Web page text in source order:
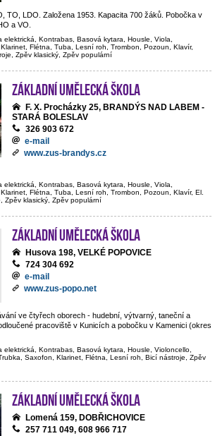
TO, LDO. Založena 1953. Kapacita 700 žáků. Pobočka v
a VO.
elektrická, Kontrabas, Basová kytara, Housle, Viola,
Flétna, Tuba, Lesní roh, Trombon, Pozoun, Klavír,
Zpěv klasický, Zpěv populární
Základní umělecká škola
F. X. Procházky 25, BRANDÝS NAD LABEM -
STARÁ BOLESLAV
326 903 672
e-mail
www.zus-brandys.cz
elektrická, Kontrabas, Basová kytara, Housle, Viola,
Flétna, Tuba, Lesní roh, Trombon, Pozoun, Klavír, El.
Zpěv klasický, Zpěv populární
Základní umělecká škola
Husova 198, VELKÉ POPOVICE
724 304 692
e-mail
www.zus-popo.net
ve čtyřech oborech - hudební, výtvarný, taneční a
pracoviště v Kunicích a pobočku v Kamenici (okres
elektrická, Kontrabas, Basová kytara, Housle, Violoncello,
Saxofon, Klarinet, Flétna, Lesní roh, Bicí nástroje, Zpěv
Základní umělecká škola
Lomená 159, DOBŘICHOVICE
257 711 049, 608 966 717